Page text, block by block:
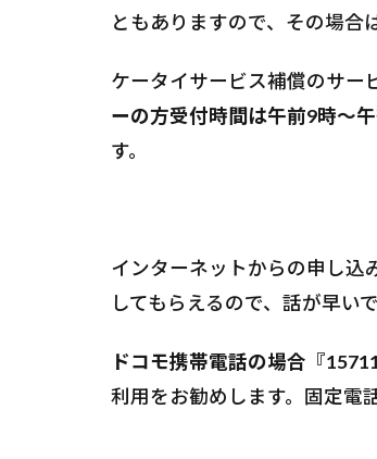
ともありますので、その場合
ケータイサービス補償のサー
ーの方受付時間は午前9時～
す。
インターネットからの申し込
してもらえるので、話が早いで
ドコモ携帯電話の場合『
利用をお勧めします。固定電